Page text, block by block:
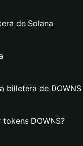
de Solana
billetera de
DOWNS?